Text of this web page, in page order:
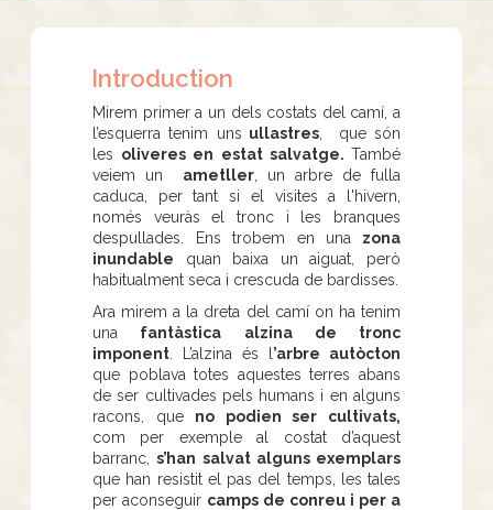
Introduction
Mirem primer a un dels costats del camí, a
l’esquerra tenim uns ullastres , que són
les oliveres en estat salvatge.També
veiem un ametller , un arbre de fulla
caduca, per tant si el visites a l'hivern,
només veuràs el tronc i les branques
despullades. Ens trobem en una zona
inundable quan baixa un aiguat, però
habitualment seca i crescuda de bardisses.
Ara mirem a la dreta del camí on ha tenim
una fantàstica alzina de tronc
imponent . L’alzina és l ’arbre autòcton
que poblava totes aquestes terres abans
de ser cultivades pels humans i en alguns
racons, que no podien ser cultivats,
com per exemple al costat d’aquest
barranc,s’han salvat alguns exemplars
que han resistit el pas del temps, les tales
per aconseguir camps de conreu i per a